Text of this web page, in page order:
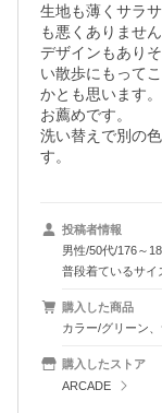
生地も薄くサラ
も悪くありませ
デザインもあり
い散歩にもって
かとも思います
お薦めです。
洗い替えで別の
す。
投稿者情報
男性/50代/176～
普段着ているサイ
購入した商品
カラー/グリーン、
購入したストア
ARCADE